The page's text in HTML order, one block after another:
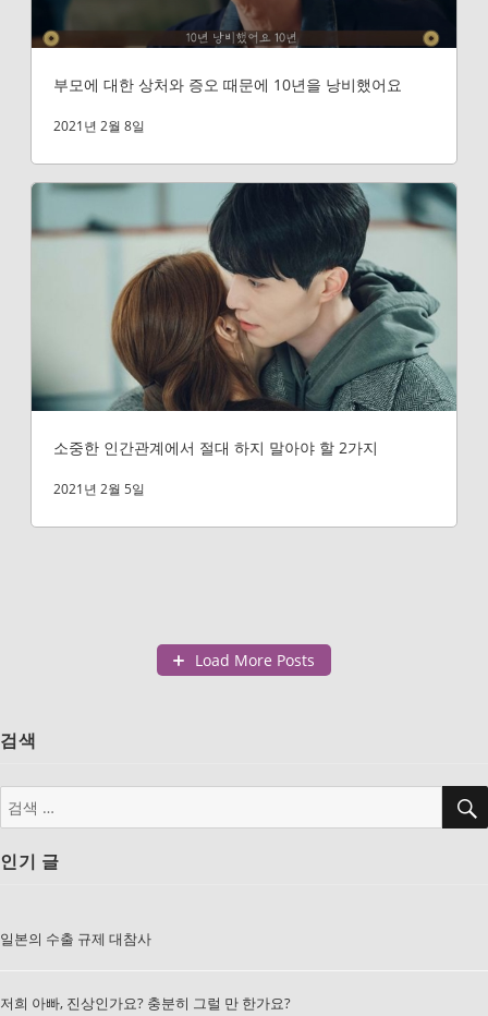
부모에 대한 상처와 증오 때문에 10년을 낭비했어요
2021년 2월 8일
소중한 인간관계에서 절대 하지 말아야 할 2가지
2021년 2월 5일
Load More Posts
검색
검
색:
인기 글
일본의 수출 규제 대참사
저희 아빠, 진상인가요? 충분히 그럴 만 한가요?